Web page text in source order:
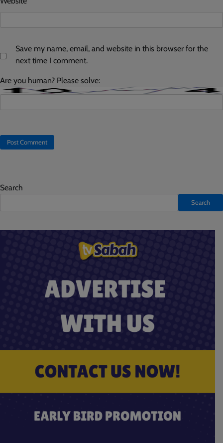
Save my name, email, and website in this browser for the
next time I comment.
Are you human? Please solve:
Search
Search